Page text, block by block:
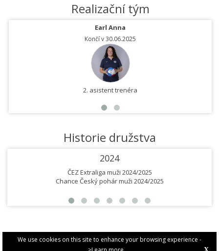
We use cookies on this site to enhance your browsing experience -
Realizační tým
Earl Anna
Končí v 30.06.2025
2. asistent trenéra
Historie družstva
2024
ČEZ Extraliga muži 2024/2025
Chance Český pohár muži 2024/2025